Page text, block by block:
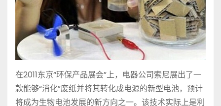
在2011东京“环保产品展会”上，电器公司索尼展出了一
款能够“消化”废纸并将其转化成电源的新型电池，预计
将成为生物电池发展的新方向之一。该技术实际上是利